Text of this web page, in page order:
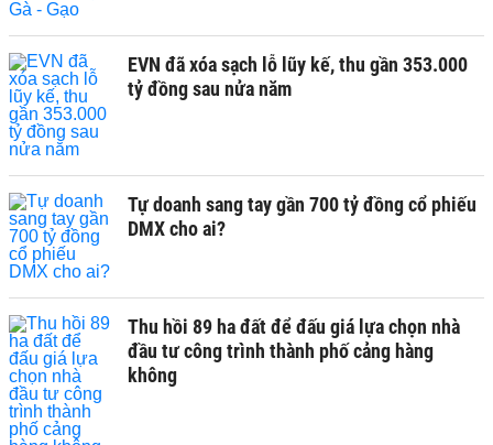
EVN đã xóa sạch lỗ lũy kế, thu gần 353.000
tỷ đồng sau nửa năm
Tự doanh sang tay gần 700 tỷ đồng cổ phiếu
DMX cho ai?
Thu hồi 89 ha đất để đấu giá lựa chọn nhà
đầu tư công trình thành phố cảng hàng
không